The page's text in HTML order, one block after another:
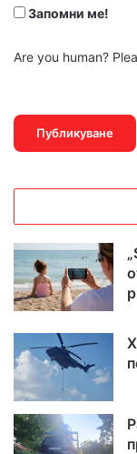
Запомни ме!
Are you human?